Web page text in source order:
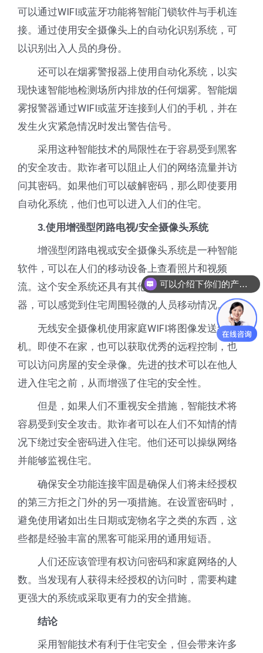
可以通过WIFI或蓝牙功能将智能门锁软件与手机连
接。通过使用安全摄像头上的自动化识别系统，可
以识别出入人员的身份。
还可以在烟雾警报器上使用自动化系统，以实
现快速智能地检测场所内排放的任何烟雾。智能烟
雾报警器通过WIFI或蓝牙连接到人们的手机，并在
发生火灾紧急情况时发出警告信号。
采用这种智能技术的局限性在于容易受到黑客
的安全攻击。欺诈者可以阻止人们的网络流量并访
问其密码。如果他们可以破解密码，那么即使要用
自动化系统，他们也可以进入人们的住宅。
3.使用增强型闭路电视/安全摄像头系统
增强型闭路电视或安全摄像头系统是一种智能
软件，可以在人们的移动设备上查看照片和视频
流。这个安全系统还具有其他功能，如运动传感
器，可以感觉到住宅周围轻微的人员移动情况。
无线安全摄像机使用家庭WIFI将图像发送到手
机。即使不在家，也可以获取优秀的远程控制，也
可以访问房屋的安全录像。先进的技术可以在他人
进入住宅之前，从而增强了住宅的安全性。
但是，如果人们不重视安全措施，智能技术将
容易受到安全攻击。欺诈者可以在人们不知情的情
况下绕过安全密码进入住宅。他们还可以操纵网络
并能够监视住宅。
确保安全功能连接牢固是确保人们将未经授权
的第三方拒之门外的另一项措施。在设置密码时，
避免使用诸如出生日期或宠物名字之类的东西，这
些都是经验丰富的黑客可能采用的通用短语。
人们还应该管理有权访问密码和家庭网络的人
数。当发现有人获得未经授权的访问时，需要构建
更强大的系统或采取更有力的安全措施。
结论
采用智能技术有利于住宅安全，但会带来许多
可以介绍下你们的产品么